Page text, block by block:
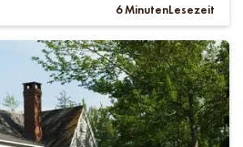
6 MinutenLesezeit